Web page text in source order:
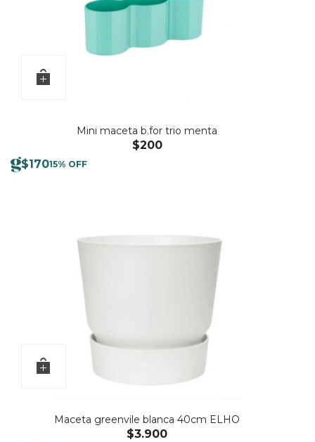
Mini maceta b.for trio menta
$200
$17015% OFF
Maceta greenvile blanca 40cm ELHO
$3.900